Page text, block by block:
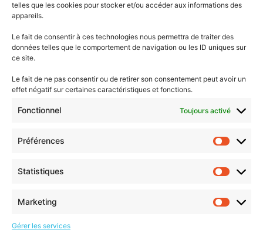
telles que les cookies pour stocker et/ou accéder aux informations des
appareils.
Le fait de consentir à ces technologies nous permettra de traiter des
données telles que le comportement de navigation ou les ID uniques sur
ce site.
Le fait de ne pas consentir ou de retirer son consentement peut avoir un
effet négatif sur certaines caractéristiques et fonctions.
Fonctionnel Toujours activé
Préférences
Statistiques
Marketing
Gérer les services